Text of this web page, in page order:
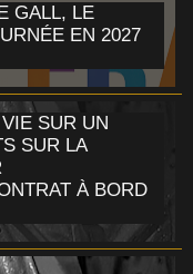
GALL, LE
EN 2027
SUR UN
SUR LA
À BORD